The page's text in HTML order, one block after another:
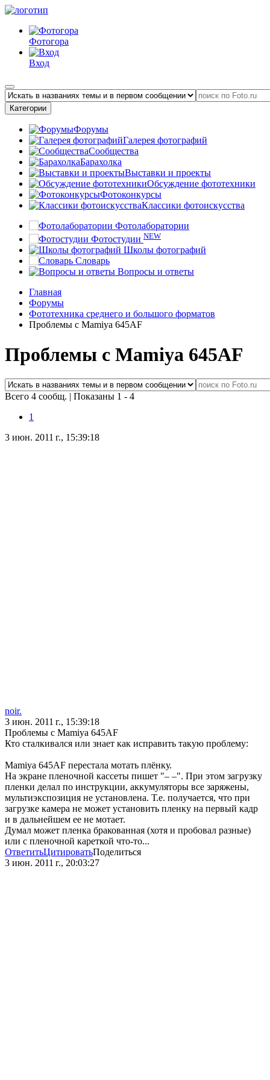
Фотогора
Вход
Категории
Форумы
Галерея фотографий
Сообщества
Барахолка
Выставки и проекты
Обсуждение фототехники
Фотоконкурсы
Классики фотоискусства
Фотолаборатории
Фотостудии NEW
Школы фотографий
Словарь
Вопросы и ответы
Главная
Форумы
Фототехника среднего и большого форматов
Проблемы с Mamiya 645AF
Проблемы с Mamiya 645AF
Всего 4 сообщ. | Показаны 1 - 4
1
3 июн. 2011 г., 15:39:18
noir.
3 июн. 2011 г., 15:39:18
Проблемы с Mamiya 645AF
Кто сталкивался или знает как исправить такую проблему:
Mamiya 645AF перестала мотать плёнку.
На экране пленочной кассеты пишет "– –". При этом загрузку
пленки делал по инструкции, аккумуляторы все заряжены,
мультиэкспозиция не установлена. Т.е. получается, что при
загрузке камера не может установить пленку на первый кадр
и в дальнейшем ее не мотает.
Думал может пленка бракованная (хотя и пробовал разные)
или с пленочной кареткой что-то...
ОтветитьЦитироватьПоделиться
3 июн. 2011 г., 20:03:27